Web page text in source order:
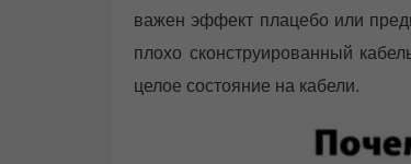
важен эффект плацебо или
плохо сконструированный
целое состояние на кабели.